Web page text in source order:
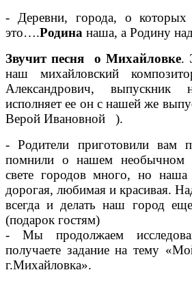
- Деревни, города, о
это….Родина наша, а Родину
Звучит песня о Михайловке.
наш михайловский
Александрович,
исполняет ее он с нашей же
Верой Ивановной ).
- Родители приготовили вам
помнили о нашем необычном
свете городов много, но наша
дорогая, любимая и красивая.
всегда и делать наш город
(подарок гостям)
- Мы продолжаем
получаете задание на тему
г.Михайловка».